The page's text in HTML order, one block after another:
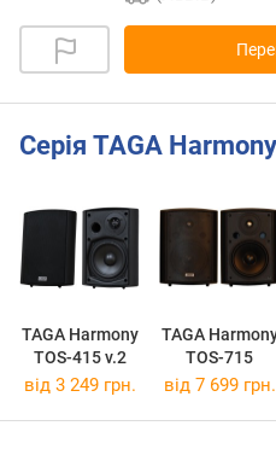
Серія TAGA
TAGA Harmony
TOS-415 v.2
TAGA
TOS-715
від 3 249 грн. від 7 699 грн.